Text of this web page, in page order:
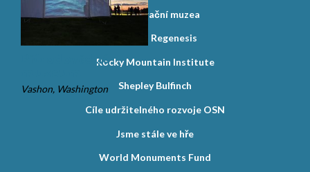
Přírodovědné
Vashon, Washington
Regenerační muzea
Institut Regenesis
Rocky Mountain Institute
Shepley Bulfinch
Cíle udržitelného rozvoje OSN
Jsme stále ve hře
World Monuments Fund